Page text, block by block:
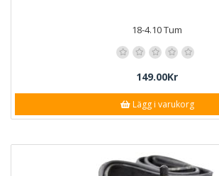
18-4.10 Tum
149.00Kr
Lägg i varukorg